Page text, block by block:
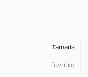
Tamaris
Γυναίκα